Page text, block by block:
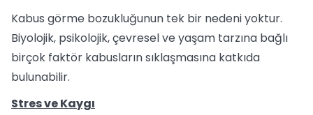
Kabus görme bozukluğunun tek bir nedeni yoktur.
Biyolojik, psikolojik, çevresel ve yaşam tarzına bağlı
birçok faktör kabusların sıklaşmasına katkıda
bulunabilir.
Stres ve Kaygı